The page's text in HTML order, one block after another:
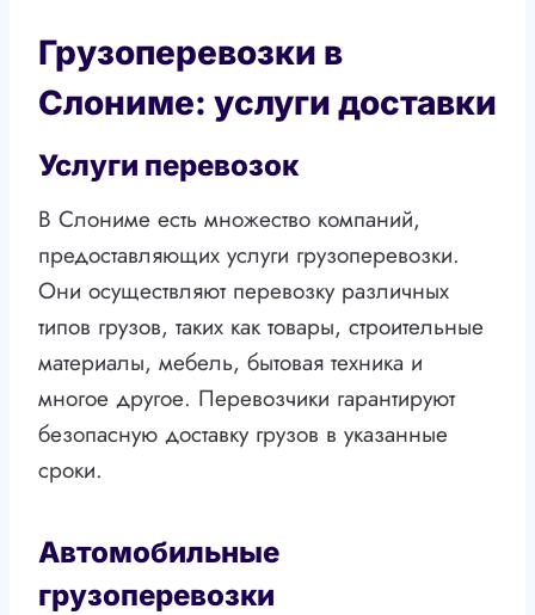
Грузоперевозки в
Слониме: услуги доставки
Услуги перевозок
В Слониме есть множество компаний,
предоставляющих услуги грузоперевозки.
Они осуществляют перевозку различных
типов грузов, таких как товары, строительные
материалы, мебель, бытовая техника и
многое другое. Перевозчики гарантируют
безопасную доставку грузов в указанные
сроки.
Автомобильные
грузоперевозки